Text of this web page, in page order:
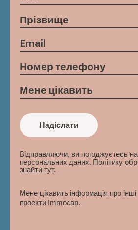
Надіслати
Відправляючи, ви погоджуєтесь
персональних даних. Політику
знайти тут.
Мене цікавить інформація про інші
проекти Immocap.